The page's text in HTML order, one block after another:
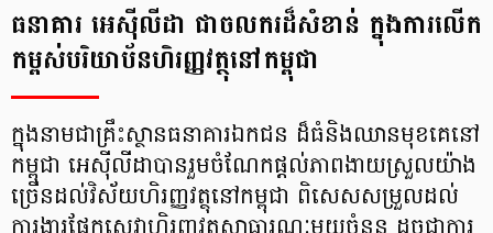
ធនាគារ អេស៊ីលីដា ជាចលករ​ដ៏សំខាន់​ ក្នុងការលើក
កម្ពស់បរិយាប័នហិរញ្ញវត្ថុនៅកម្ពុជា
ក្នុងនាមជាគ្រឹះស្ថានធនាគារឯកជន ដ៏ធំនិងឈានមុខគេនៅ
កម្ពុជា អេស៊ីលីដាបានរួមចំណែកផ្តល់ភាពងាយស្រួលយ៉ាង
ច្រើនដល់វិស័យហិរញ្ញវត្ថុនៅកម្ពុជា ពិសេសសម្រួលដល់